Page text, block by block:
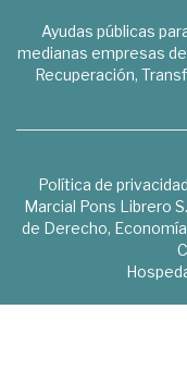
Ayudas públicas
medianas empresas
Recuperación,
Política de privacidad
Marcial Pons Librero
de Derecho,